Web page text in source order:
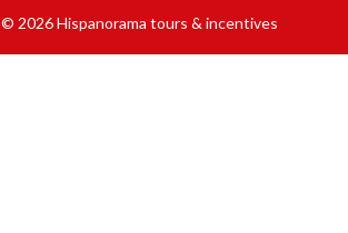
© 2026 Hispanorama tours & incentives